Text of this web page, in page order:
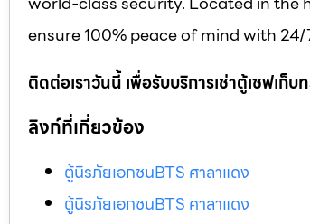
ensure 100% peace of mind with
ติดต่อเราวันนี้ เพื่อรับบริการเช่าตู้เซฟเ
ลิงก์ที่เกี่ยวข้อง
ตู้นิรภัยเอกชนBTS ศาลาแดง
ตู้นิรภัยเอกชนBTS ศาลาแดง